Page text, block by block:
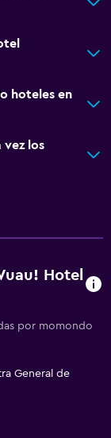
hoteles en
vez los
Hotel
por momondo
General de